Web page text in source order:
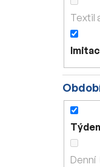
Textil
Denní